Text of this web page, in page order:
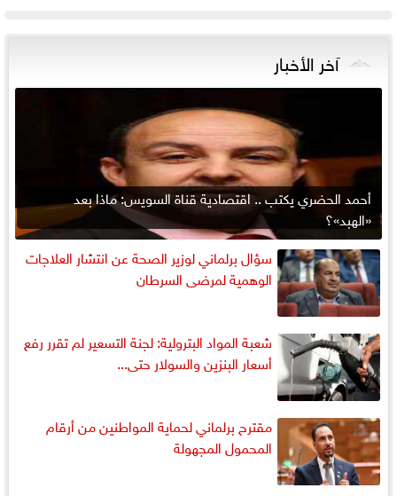
آخر الأخبار
أحمد الحضري يكتب .. اقتصادية قناة السويس: ماذا بعد
«الهبد»؟
سؤال برلماني لوزير الصحة عن انتشار العلاجات
الوهمية لمرضى السرطان
شعبة المواد البترولية: لجنة التسعير لم تقرر رفع
أسعار البنزين والسولار حتى...
مقترح برلماني لحماية المواطنين من أرقام
المحمول المجهولة